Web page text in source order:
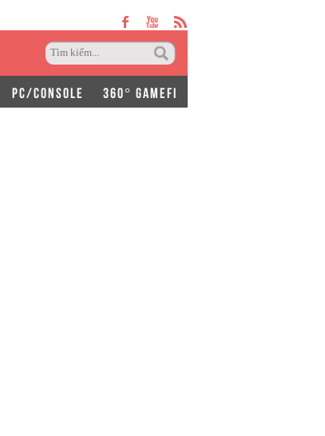
PC/CONSOLE 360° GAMEFI